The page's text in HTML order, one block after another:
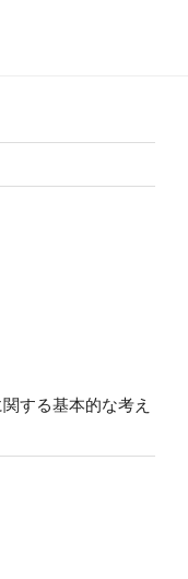
する基本的な考え